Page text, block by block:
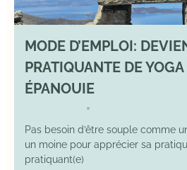
MODE D’EMPLOI:
PRATIQUANTE DE
ÉPANOUIE
•
Pas besoin d’être souple comme
un moine pour apprécier sa
pratiquant(e)